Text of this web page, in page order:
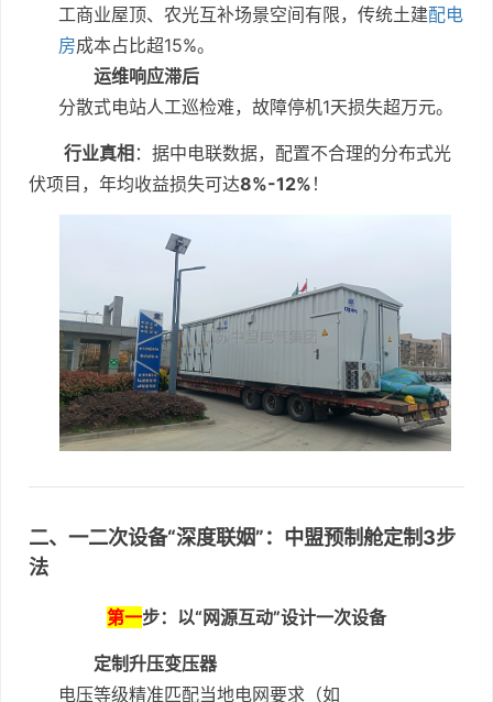
工商业屋顶、农光互补场景空间有限，传统土建配电
房成本占比超15%。
运维响应滞后
分散式电站人工巡检难，故障停机1天损失超万元。
行业真相 ：据中电联数据，配置不合理的分布式光
伏项目，年均收益损失可达8%-12% ！
二、一二次设备“深度联姻”：中盟预制舱定制3步
法
第一步：以“网源互动”设计一次设备
定制升压变压器
电压等级精准匹配当地电网要求（如